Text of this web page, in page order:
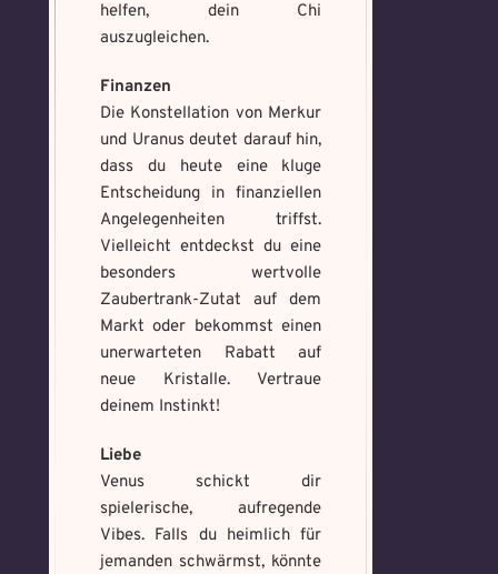
helfen, dein Chi
auszugleichen.
Finanzen
Die Konstellation von Merkur
und Uranus deutet darauf hin,
dass du heute eine kluge
Entscheidung in finanziellen
Angelegenheiten triffst.
Vielleicht entdeckst du eine
besonders wertvolle
Zaubertrank-Zutat auf dem
Markt oder bekommst einen
unerwarteten Rabatt auf
neue Kristalle. Vertraue
deinem Instinkt!
Liebe
Venus schickt dir
spielerische, aufregende
Vibes. Falls du heimlich für
jemanden schwärmst, könnte
Wo gefunden?
Wie bist du darauf
aufmerksam geworden
und wie bannst du es? *
Schreibe eine Geschichte mit mind.
500 Zeichen.
Mandala senden
Max file size: 9.08 MB. | Allowed file
types: gif,jpeg,png,jpg,pdf | Min
number of file: 1
Wähle ein beliebiges
Weitere Mandala findest du
hier:
https://mondaymandala.com/m/
Wo gefunden? *
Wie fängst du die Chaos
Magie ein? *
Bitte schreibe eine kleine Geschichte
mit mind. 500 Zeichen.
Memory Screenshot
senden
types: gif,jpeg,png,jpg,pdf | Min
number of file: 1
Du hast einen Gegenstand gefunden!
Benutzername *
Welches Item und für welche
Aufgabe? *